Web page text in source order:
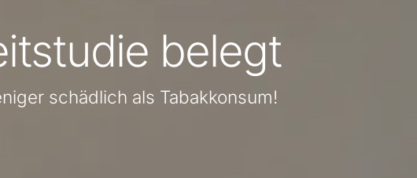
belegt
schädlich als Tabakkonsum!